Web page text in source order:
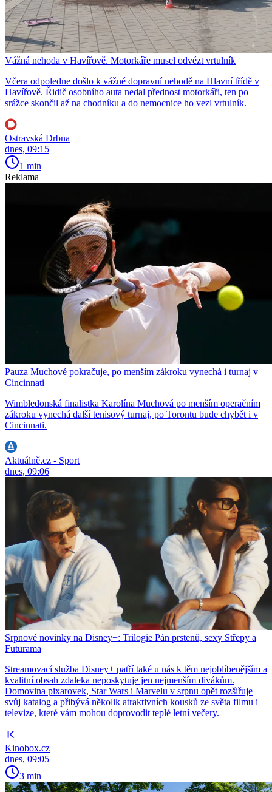
Vážná nehoda v Havířově. Motorkáře musel odvézt vrtulník
Včera odpoledne došlo k vážné dopravní nehodě na Hlavní třídě v
Havířově. Řidič osobního auta nedal přednost motorkáři, ten po
srážce skončil až na chodníku a do nemocnice ho vezl vrtulník.
Ostravská Drbna
dnes, 09:15
1 min
Reklama
Pauza Muchové pokračuje, po menším zákroku vynechá i turnaj v
Cincinnati
Wimbledonská finalistka Karolína Muchová po menším operačním
zákroku vynechá další tenisový turnaj, po Torontu bude chybět i v
Cincinnati.
Aktuálně.cz - Sport
dnes, 09:06
Srpnové novinky na Disney+: Trilogie Pán prstenů, sexy Střepy a
Futurama
Streamovací služba Disney+ patří také u nás k těm nejoblíbenějším a
kvalitní obsah zdaleka neposkytuje jen nejmenším divákům.
Domovina pixarovek, Star Wars i Marvelu v srpnu opět rozšiřuje
svůj katalog a přibývá několik atraktivních kousků ze světa filmu i
televize, které vám mohou doprovodit teplé letní večery.
Kinobox.cz
dnes, 09:05
3 min